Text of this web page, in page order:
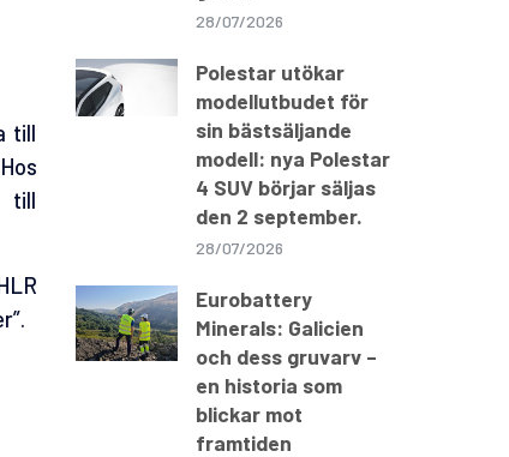
till
till
28/07/2026
Polestar utökar
modellutbudet för
sin bästsäljande
modell: nya Polestar
4 SUV börjar säljas
den 2 september.
28/07/2026
Eurobattery
Minerals: Galicien
och dess gruvarv –
en historia som
blickar mot
framtiden